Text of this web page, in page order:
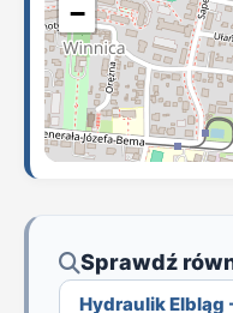
−
Sprawdź
Hydraulik Elbląg